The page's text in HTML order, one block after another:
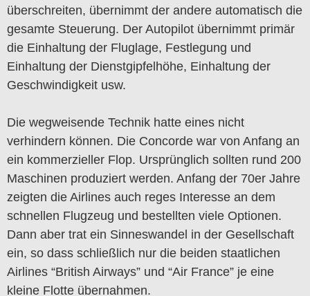
überschreiten, übernimmt der andere automatisch die
gesamte Steuerung. Der Autopilot übernimmt primär
die Einhaltung der Fluglage, Festlegung und
Einhaltung der Dienstgipfelhöhe, Einhaltung der
Geschwindigkeit usw.
Die wegweisende Technik hatte eines nicht
verhindern können. Die Concorde war von Anfang an
ein kommerzieller Flop. Ursprünglich sollten rund 200
Maschinen produziert werden. Anfang der 70er Jahre
zeigten die Airlines auch reges Interesse an dem
schnellen Flugzeug und bestellten viele Optionen.
Dann aber trat ein Sinneswandel in der Gesellschaft
ein, so dass schließlich nur die beiden staatlichen
Airlines “British Airways” und “Air France” je eine
kleine Flotte übernahmen.